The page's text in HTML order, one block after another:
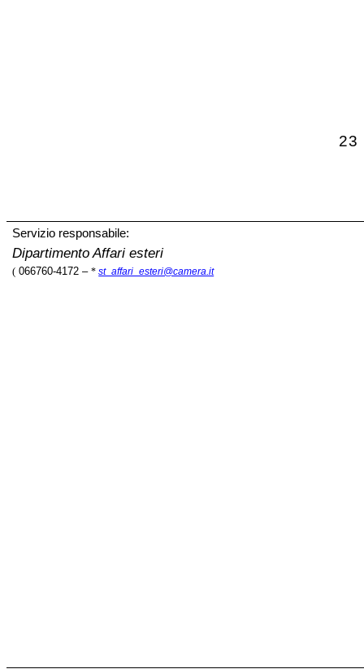
23
Servizio responsabile:
Dipartimento Affari esteri
( 066760-4172 –* st_affari_esteri@camera.it